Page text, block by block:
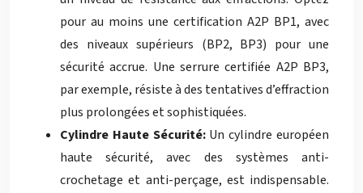
pour au moins une certification A2P BP1, avec
des niveaux supérieurs (BP2, BP3) pour une
sécurité accrue. Une serrure certifiée A2P BP3,
par exemple, résiste à des tentatives d’effraction
plus prolongées et sophistiquées.
Cylindre Haute Sécurité: Un cylindre européen
haute sécurité, avec des systèmes anti-
crochetage et anti-perçage, est indispensable.